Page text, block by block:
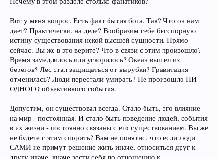
Вот у меня вопрос. Есть факт бытия бога. Так? Что он нам
дает? Практически, на деле? Вообразим себе бесспорную
истину существования некой высшей сущности. Прямо
сейчас. Вы же в это верите? Что в связи с этим произошло?
Время замедлилось или ускорилось? Океан вышел из
берегов? Лес стал защищаться от вырубки? Гравитация
отменилась? Люди перестали умирать? Не произошло НИ
ОДНОГО объективного события.
Допустим, он существовал всегда. Стало быть, его влияние
на мир - постоянная. И стало быть поведение людей, события
в их жизни - постоянно связаны с его существованием. Вы же
не будете с этим спорить? Вам не понятно, что если люди
САМИ не примут решение жить иначе, относиться друг к
другу иначе, иначе вести себя по отношению к